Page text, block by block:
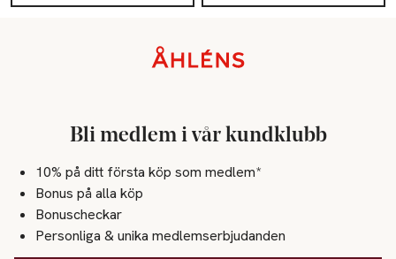
Bli medlem i vår kundklubb
10% på ditt första köp som medlem*
Bonus på alla köp
Bonuscheckar
Personliga & unika medlemserbjudanden